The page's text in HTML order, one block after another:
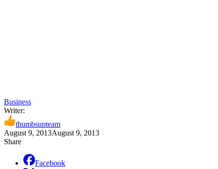
Business
Writer:
thumbsupteam
August 9, 2013August 9, 2013
Share
Facebook